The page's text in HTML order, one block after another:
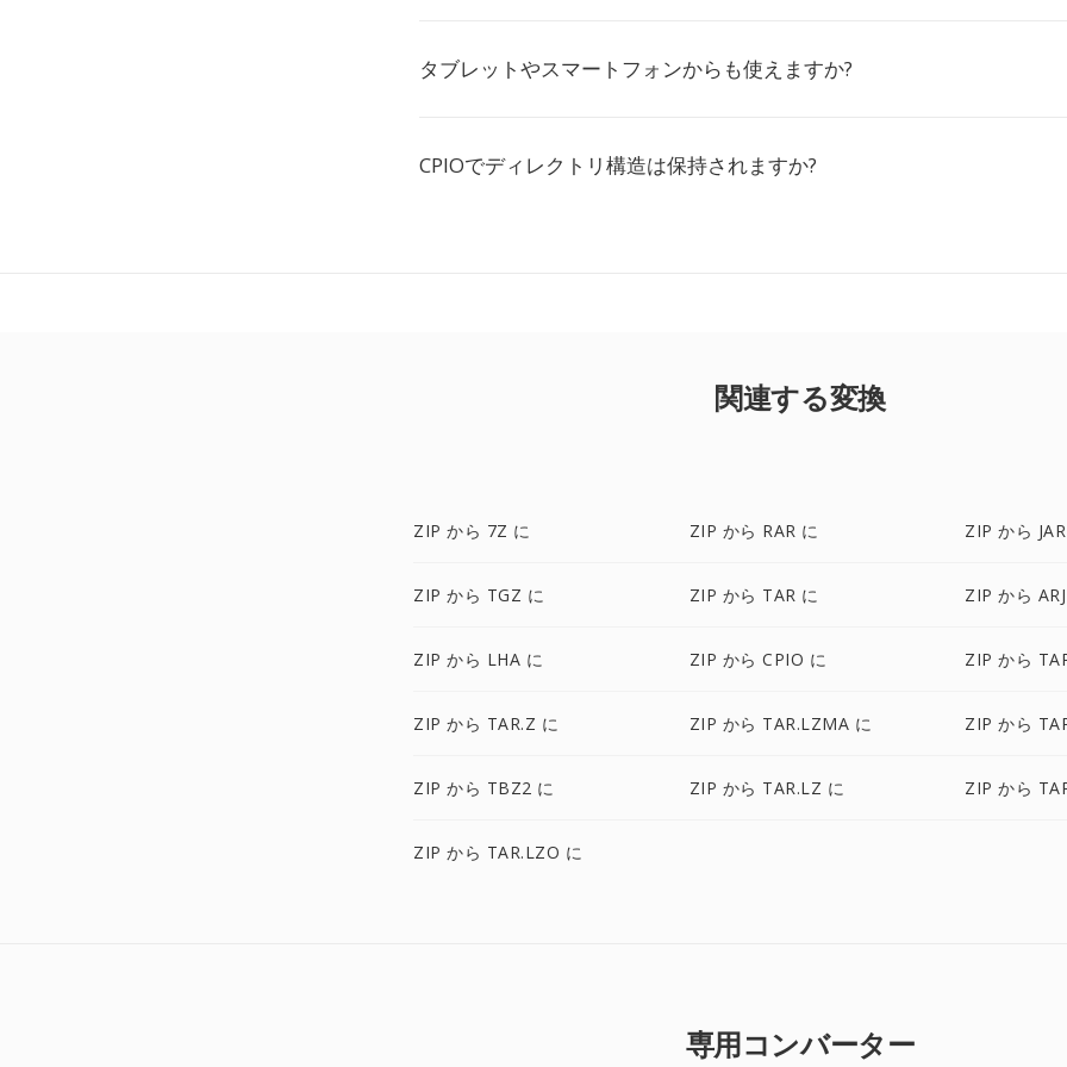
タブレットやスマートフォンからも使えますか?
CPIOでディレクトリ構造は保持されますか?
関連する変換
ZIP から 7Z に ZIP から RAR に ZIP から
ZIP から TGZ に ZIP から TAR に ZIP から
ZIP から LHA に ZIP から CPIO に ZIP から
ZIP から TAR.Z に ZIP から TAR.LZMA に ZIP から
ZIP から TBZ2 に ZIP から TAR.LZ に ZIP から
ZIP から TAR.LZO に
専用コンバーター